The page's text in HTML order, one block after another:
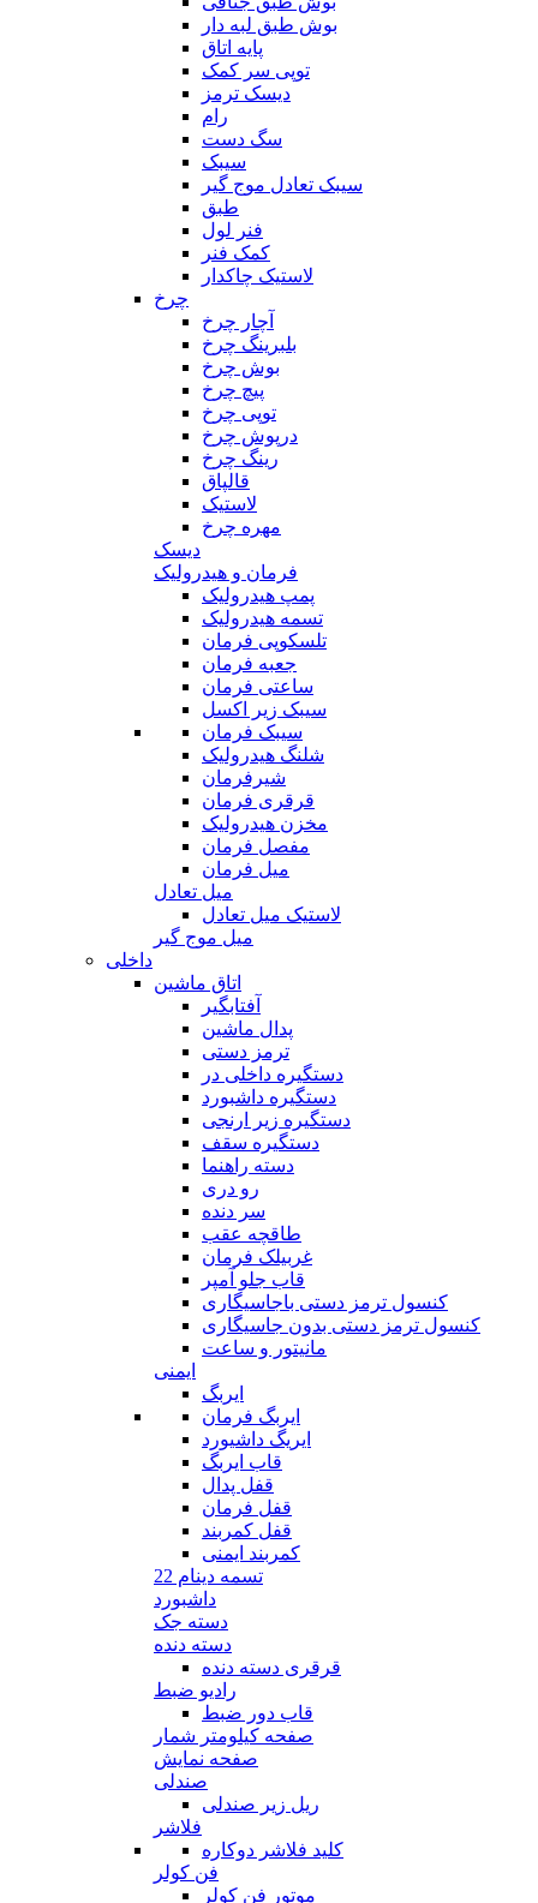
بوش طبق لبه دار
پایه اتاق
توپی سر کمک
دیسک ترمز
رام
سگ دست
سیبک
سیبک تعادل موج گیر
طبق
فنر لول
کمک فنر
لاستیک چاکدار
چرخ
آچار چرخ
بلبرینگ چرخ
بوش چرخ
پیچ چرخ
توپی چرخ
درپوش چرخ
رینگ چرخ
قالپاق
لاستیک
مهره چرخ
دیسک
فرمان و هیدرولیک
پمپ هیدرولیک
تسمه هیدرولیک
تلسکوپی فرمان
جعبه فرمان
ساعتی فرمان
سیبک زیر اکسل
سیبک فرمان
شلنگ هیدرولیک
شیرفرمان
قرقری فرمان
مخزن هیدرولیک
مفصل فرمان
میل فرمان
میل تعادل
لاستیک میل تعادل
میل موج گیر
داخلی
اتاق ماشین
آفتابگیر
پدال ماشین
ترمز دستی
دستگیره داخلی در
دستگیره داشبورد
دستگیره زیر ارنجی
دستگیره سقف
دسته راهنما
رو دری
سر دنده
طاقچه عقب
غربیلک فرمان
قاب جلو آمپر
کنسول ترمز دستی باجاسیگاری
کنسول ترمز دستی بدون جاسیگاری
مانیتور و ساعت
ایمنی
ایربگ
ایربگ فرمان
ایریگ داشیورد
قاب ایربگ
قفل پدال
قفل فرمان
قفل کمربند
کمربند ایمنی
تسمه دینام 22
داشبورد
دسته جک
دسته دنده
قرقری دسته دنده
رادیو ضبط
قاب دور ضبط
صفحه کیلومتر شمار
صفحه نمایش
صندلی
ریل زیر صندلی
فلاشر
کلید فلاشر دوکاره
فن کولر
موتور فن کولر